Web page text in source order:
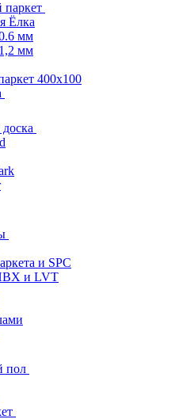
Ёлка
мм
мм
400x100
и SPC
и LVT
пол